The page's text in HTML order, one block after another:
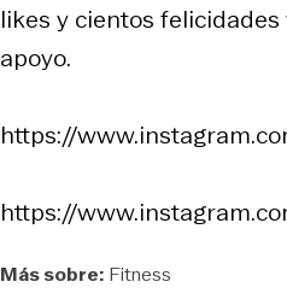
likes y cientos
apoyo.
https://
https://
Más sobre: Fitness